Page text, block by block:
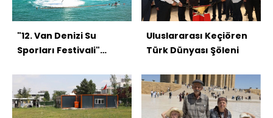
"12. Van Denizi Su
Sporları Festivali"
Uluslararası Keçiören
Türk Dünyası Şöleni